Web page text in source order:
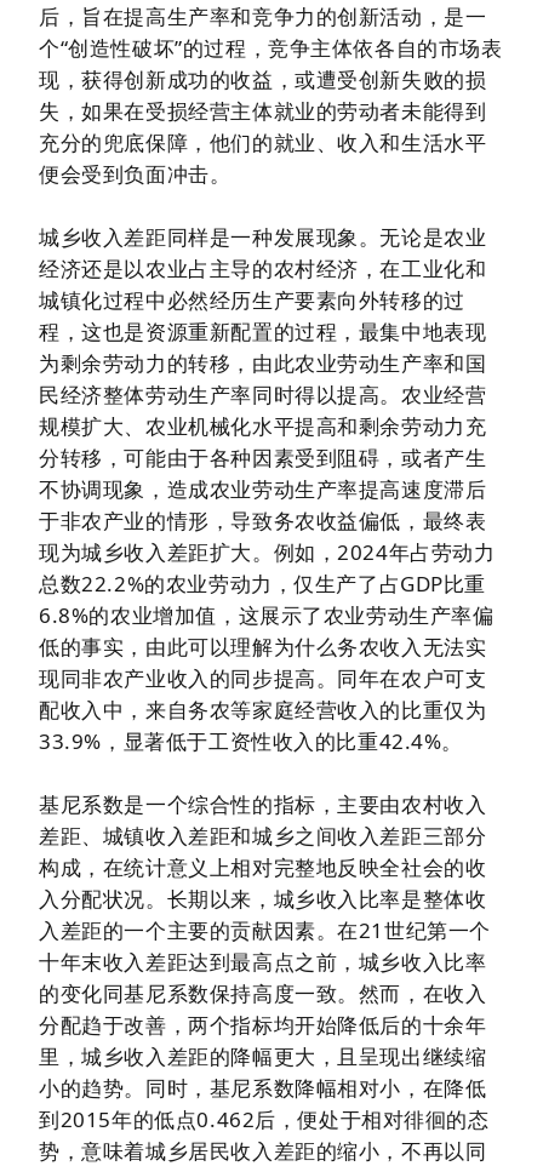
后，旨在提高生产率和竞争力的创新活动，是一
个“创造性破坏”的过程，竞争主体依各自的市场表
现，获得创新成功的收益，或遭受创新失败的损
失，如果在受损经营主体就业的劳动者未能得到
充分的兜底保障，他们的就业、收入和生活水平
便会受到负面冲击。
城乡收入差距同样是一种发展现象。无论是农业
经济还是以农业占主导的农村经济，在工业化和
城镇化过程中必然经历生产要素向外转移的过
程，这也是资源重新配置的过程，最集中地表现
为剩余劳动力的转移，由此农业劳动生产率和国
民经济整体劳动生产率同时得以提高。农业经营
规模扩大、农业机械化水平提高和剩余劳动力充
分转移，可能由于各种因素受到阻碍，或者产生
不协调现象，造成农业劳动生产率提高速度滞后
于非农产业的情形，导致务农收益偏低，最终表
现为城乡收入差距扩大。例如，2024年占劳动力
总数22.2%的农业劳动力，仅生产了占GDP比重
6.8%的农业增加值，这展示了农业劳动生产率偏
低的事实，由此可以理解为什么务农收入无法实
现同非农产业收入的同步提高。同年在农户可支
配收入中，来自务农等家庭经营收入的比重仅为
33.9%，显著低于工资性收入的比重42.4%。
基尼系数是一个综合性的指标，主要由农村收入
差距、城镇收入差距和城乡之间收入差距三部分
构成，在统计意义上相对完整地反映全社会的收
入分配状况。长期以来，城乡收入比率是整体收
入差距的一个主要的贡献因素。在21世纪第一个
十年末收入差距达到最高点之前，城乡收入比率
的变化同基尼系数保持高度一致。然而，在收入
分配趋于改善，两个指标均开始降低后的十余年
里，城乡收入差距的降幅更大，且呈现出继续缩
小的趋势。同时，基尼系数降幅相对小，在降低
到2015年的低点0.462后，便处于相对徘徊的态
势，意味着城乡居民收入差距的缩小，不再以同